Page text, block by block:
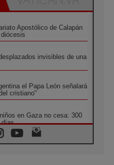
Apostólico de Calapán
invisibles de una
el Papa León señalará
cristiano"
en Gaza no cesa: 300
días
desfigura el mundo, solo la